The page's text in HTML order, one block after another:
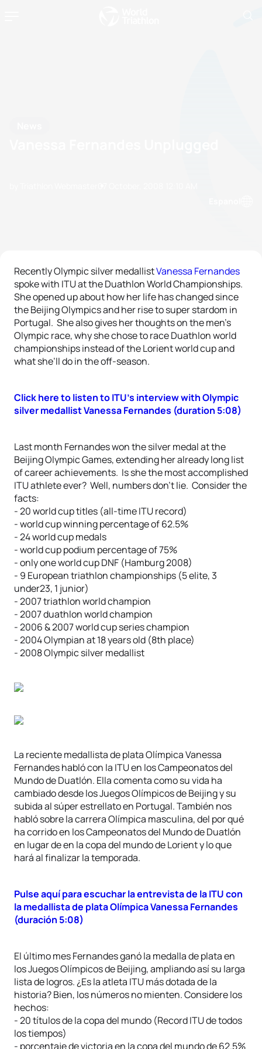
Recently Olympic silver medallistVanessa Fernandes
spoke with ITU at the Duathlon World Championships.
She opened up about how her life has changed since
the Beijing Olympics and her rise to super stardom in
Portugal. She also gives her thoughts on the men’s
Olympic race, why she chose to race Duathlon world
championships instead of the Lorient world cup and
what she’ll do in the off-season.
Click here to listen to ITU’s interview with Olympic
silver medallist Vanessa Fernandes (duration 5:08)
Last month Fernandes won the silver medal at the
Beijing Olympic Games, extending her already long list
of career achievements. Is she the most accomplished
ITU athlete ever? Well, numbers don’t lie. Consider the
facts:
- 20 world cup titles (all-time ITU record)
- world cup winning percentage of 62.5%
- 24 world cup medals
- world cup podium percentage of 75%
- only one world cup DNF (Hamburg 2008)
- 9 European triathlon championships (5 elite, 3
under23, 1 junior)
- 2007 triathlon world champion
- 2007 duathlon world champion
- 2006 & 2007 world cup series champion
- 2004 Olympian at 18 years old (8th place)
- 2008 Olympic silver medallist
La reciente medallista de plata Olímpica Vanessa
Fernandes habló con la ITU en los Campeonatos del
Mundo de Duatlón. Ella comenta como su vida ha
cambiado desde los Juegos Olímpicos de Beijing y su
subida al súper estrellato en Portugal. También nos
habló sobre la carrera Olímpica masculina, del por qué
ha corrido en los Campeonatos del Mundo de Duatlón
en lugar de en la copa del mundo de Lorient y lo que
hará al finalizar la temporada.
Pulse aquí para escuchar la entrevista de la ITU con
la medallista de plata Olímpica Vanessa Fernandes
(duración 5:08)
El último mes Fernandes ganó la medalla de plata en
los Juegos Olímpicos de Beijing, ampliando así su larga
lista de logros. ¿Es la atleta ITU más dotada de la
historia? Bien, los números no mienten. Considere los
hechos:
- 20 títulos de la copa del mundo (Record ITU de todos
los tiempos)
- porcentaje de victoria en la copa del mundo de 62.5%